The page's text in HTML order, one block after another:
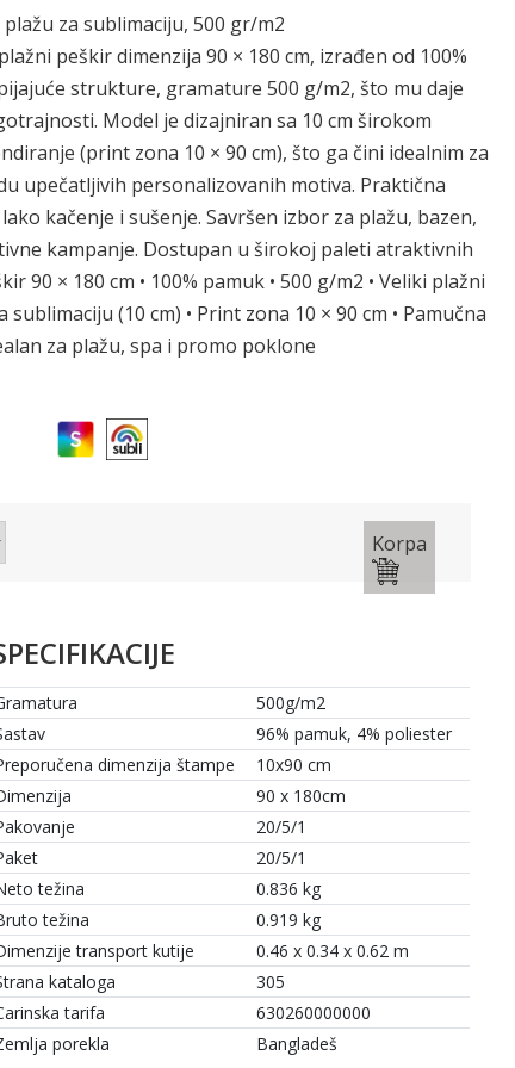
plažu za sublimaciju, 500 gr/m2
peškir dimenzija 90 × 180 cm, izrađen od 100%
strukture, gramature 500 g/m2, što mu daje
Model je dizajniran sa 10 cm širokom
(print zona 10 × 90 cm), što ga čini idealnim za
upečatljivih personalizovanih motiva. Praktična
kačenje i sušenje. Savršen izbor za plažu, bazen,
kampanje. Dostupan u širokoj paleti atraktivnih
90 × 180 cm • 100% pamuk • 500 g/m2 • Veliki plažni
(10 cm) • Print zona 10 × 90 cm • Pamučna
za plažu, spa i promo poklone
Korpa
500g/m2
96% pamuk, 4% poliester
dimenzija štampe
10x90 cm
90 x 180cm
20/5/1
20/5/1
težina
0.836 kg
težina
0.919 kg
transport kutije
0.46 x 0.34 x 0.62 m
kataloga
305
tarifa
630260000000
porekla
Bangladeš